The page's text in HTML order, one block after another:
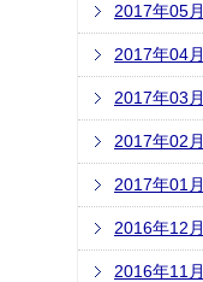
2017年05月
2017年04月
2017年03月
2017年02月
2017年01月
2016年12月
2016年11月